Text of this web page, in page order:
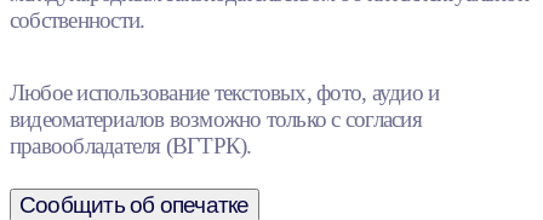
собственности.
Любое использование текстовых, фото, аудио и
видеоматериалов возможно только с согласия
правообладателя (ВГТРК).
Сообщить об опечатке